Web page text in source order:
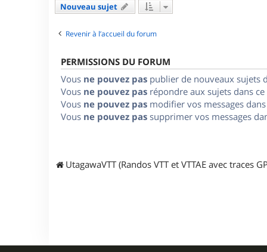
Nouveau sujet
Revenir à l’accueil du forum
PERMISSIONS DU FORUM
Vous ne pouvez pas publier de nouveaux sujets
Vous ne pouvez pas répondre aux sujets dans
Vous ne pouvez pas modifier vos messages
Vous ne pouvez pas supprimer vos messages
UtagawaVTT (Randos VTT et VTTAE avec traces